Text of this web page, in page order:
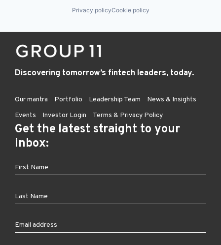
Privacy policyCookie policy
Discovering tomorrow’s fintech leaders, today.
Our mantra Portfolio Leadership Team
News & Insights
Events
Investor Login Terms & Privacy Policy
Get the latest straight to your
inbox: